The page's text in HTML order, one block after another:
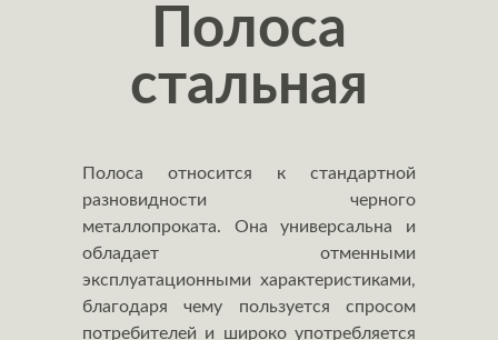
Полоса
стальная
Полоса относится к стандартной
разновидности черного
металлопроката. Она универсальна и
обладает отменными
эксплуатационными характеристиками,
благодаря чему пользуется спросом
потребителей и широко употребляется